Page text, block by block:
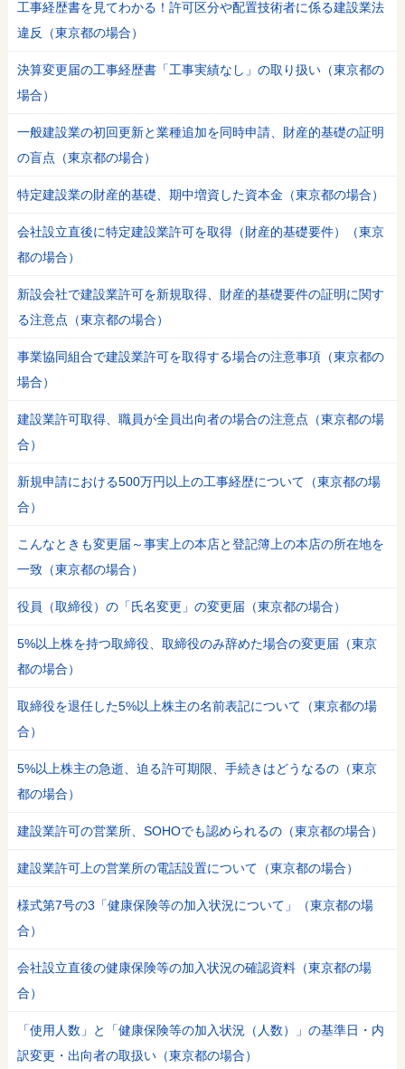
工事経歴書を見てわかる！許可区分や配置技術者に係る建設業法
違反（東京都の場合）
決算変更届の工事経歴書「工事実績なし」の取り扱い（東京都の
場合）
一般建設業の初回更新と業種追加を同時申請、財産的基礎の証明
の盲点（東京都の場合）
特定建設業の財産的基礎、期中増資した資本金（東京都の場合）
会社設立直後に特定建設業許可を取得（財産的基礎要件）（東京
都の場合）
新設会社で建設業許可を新規取得、財産的基礎要件の証明に関す
る注意点（東京都の場合）
事業協同組合で建設業許可を取得する場合の注意事項（東京都の
場合）
建設業許可取得、職員が全員出向者の場合の注意点（東京都の場
合）
新規申請における500万円以上の工事経歴について（東京都の場
合）
こんなときも変更届～事実上の本店と登記簿上の本店の所在地を
一致（東京都の場合）
役員（取締役）の「氏名変更」の変更届（東京都の場合）
5%以上株を持つ取締役、取締役のみ辞めた場合の変更届（東京
都の場合）
取締役を退任した5%以上株主の名前表記について（東京都の場
合）
5%以上株主の急逝、迫る許可期限、手続きはどうなるの（東京
都の場合）
建設業許可の営業所、SOHOでも認められるの（東京都の場合）
建設業許可上の営業所の電話設置について（東京都の場合）
様式第7号の3「健康保険等の加入状況について」（東京都の場
合）
会社設立直後の健康保険等の加入状況の確認資料（東京都の場
合）
「使用人数」と「健康保険等の加入状況（人数）」の基準日・内
訳変更・出向者の取扱い（東京都の場合）